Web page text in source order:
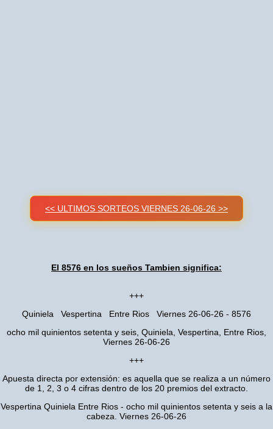
<< ULTIMOS SORTEOS VIERNES 26-06-26 >>
El 8576 en los sueños Tambien significa:
+++
Quiniela Vespertina Entre Rios Viernes 26-06-26 - 8576
ocho mil quinientos setenta y seis, Quiniela, Vespertina, Entre Rios,
Viernes 26-06-26
+++
Apuesta directa por extensión: es aquella que se realiza a un número
de 1, 2, 3 o 4 cifras dentro de los 20 premios del extracto.
Vespertina Quiniela Entre Rios - ocho mil quinientos setenta y seis a la
cabeza. Viernes 26-06-26